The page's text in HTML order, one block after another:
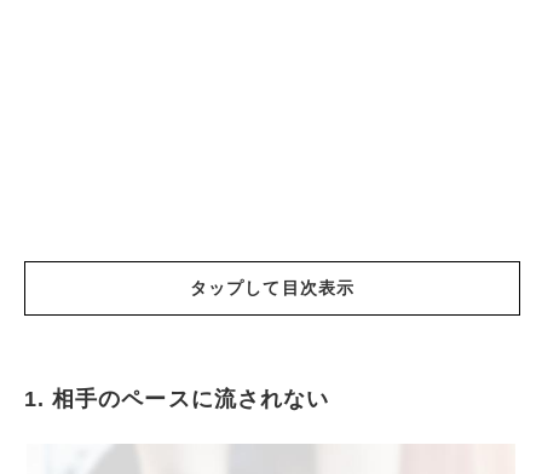
タップして目次表示
相手のペースに流されない
デートはいつも長くしてはいけません
1. 相手のペースに流されない